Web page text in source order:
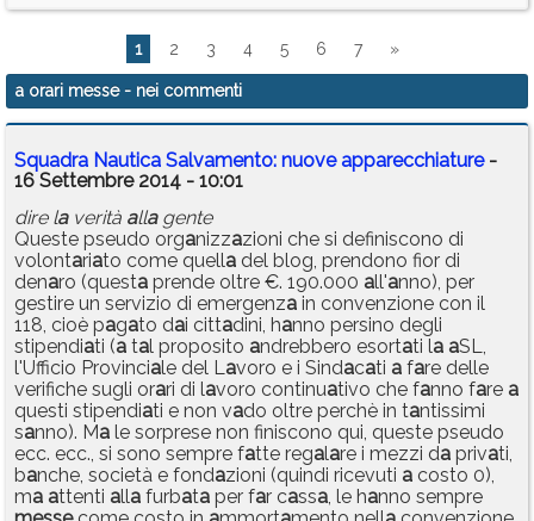
1 2 3 4 5 6 7 »
a orari messe- nei commenti
Squadra Nautica Salvamento: nuove apparecchiature-
16 Settembre 2014 - 10:01
dire laverità allagente
Queste pseudo organizzazioni che si definiscono di
volontariato come quella del blog, prendono fior di
denaro (questa prende oltre €. 190.000 all'anno), per
gestire un servizio di emergenza in convenzione con il
118, cioè pagato dai cittadini, hanno persino degli
stipendiati (a tal proposito andrebbero esortati la aSL,
l'Ufficio Provinciale del Lavoro e i Sindacati a fare delle
verifiche sugli orari di lavoro continuativo che fanno fare a
questi stipendiati e non vado oltre perchè in tantissimi
sanno). Ma le sorprese non finiscono qui, queste pseudo
ecc. ecc., si sono sempre fatte regalare i mezzi da privati,
banche, società e fondazioni (quindi ricevuti a costo 0),
ma attenti alla furbata per far cassa, le hanno sempre